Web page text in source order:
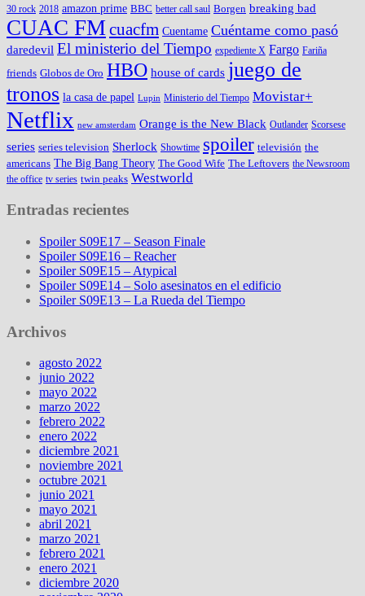
30 rock 2018 amazon prime BBC better call saul Borgen breaking bad
CUAC FMcuacfm Cuentame Cuéntame como pasó
daredevil El ministerio del Tiempo expediente X Fargo Fariña
friends Globos de Oro HBO house of cards juego de
tronos la casa de papel Lupin Ministerio del Tiempo Movistar+
Netflix new amsterdam Orange is the New Black Outlander Scorsese
series series television Sherlock Showtime spoiler televisión the
americans The Big Bang Theory The Good Wife The Leftovers the Newsroom
the office tv series twin peaks Westworld
Entradas recientes
Spoiler S09E17 – Season Finale
Spoiler S09E16 – Reacher
Spoiler S09E15 – Atypical
Spoiler S09E14 – Solo asesinatos en el edificio
Spoiler S09E13 – La Rueda del Tiempo
Archivos
agosto 2022
junio 2022
mayo 2022
marzo 2022
febrero 2022
enero 2022
diciembre 2021
noviembre 2021
octubre 2021
junio 2021
mayo 2021
abril 2021
marzo 2021
febrero 2021
enero 2021
diciembre 2020